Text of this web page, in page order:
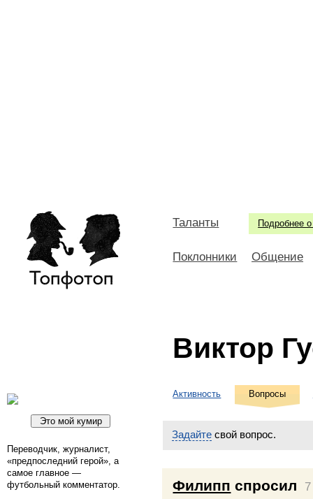
Подробнее о
Таланты
Поклонники Общение
Виктор
Переводчик, журналист,
«предпоследний герой», а
самое главное —
футбольный комментатор.
Активность Вопросы
Задайте свой вопрос.
Филипп спросил